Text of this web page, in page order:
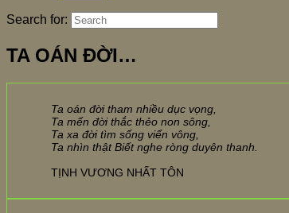
Search for:
TA OÁN ĐỜI…
Ta oán đời tham nhiều dục vọng,
Ta mến đời thắc thẻo non sông,
Ta xa đời tìm sống viển vông,
Ta nhìn thật Biết nghe ròng duyên thanh.
TỊNH VƯƠNG NHẤT TÔN